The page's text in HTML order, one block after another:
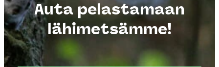
Auta pelastamaan
lähimetsämme!